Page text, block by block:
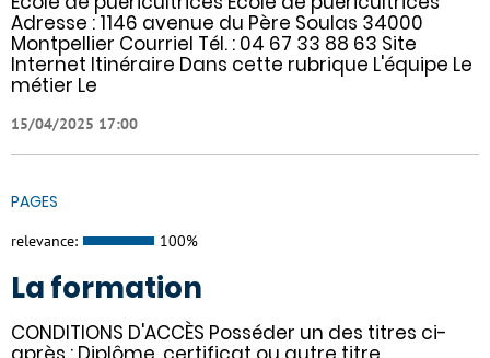
Adresse : 1146 avenue du Père Soulas 34000
Montpellier Courriel Tél. : 04 67 33 88 63 Site
Internet Itinéraire Dans cette rubrique L'équipe Le
métier Le
15/04/2025 17:00
PAGES
relevance: 100%
La formation
CONDITIONS D'ACCÈS Posséder un des titres ci-